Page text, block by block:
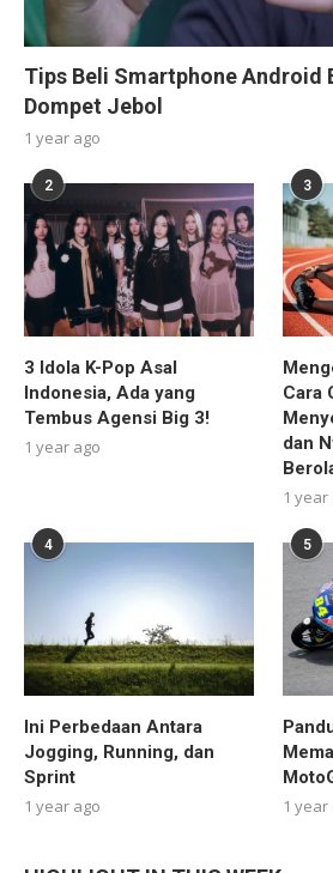
Tips Beli Smartphone Android
Dompet Jebol
1 year ago
2
3 Idola K-Pop Asal
Indonesia, Ada yang
Tembus Agensi Big 3!
1 year ago
3
Cara
dan
1 year
4
Ini Perbedaan Antara
Jogging, Running, dan
Sprint
1 year ago
5
1 year